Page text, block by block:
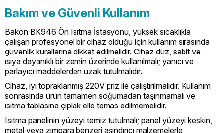
Bakım ve Güvenli Kullanım
Bakon BK946 Ön Isıtma İstasyonu, yüksek sıcaklıkla
çalışan profesyonel bir cihaz olduğu için kullanım sırasında
güvenlik kurallarına dikkat edilmelidir. Cihaz düz, sabit ve
ısıya dayanıklı bir zemin üzerinde kullanılmalı; yanıcı ve
parlayıcı maddelerden uzak tutulmalıdır.
Cihaz, iyi topraklanmış 220V priz ile çalıştırılmalıdır. Kullanım
sonrasında ürün tamamen soğumadan taşınmamalı ve
ısıtma tablasına çıplak elle temas edilmemelidir.
Isıtma panelinin yüzeyi temiz tutulmalı; panel yüzeyi keskin,
metal veya zımpara benzeri aşındırıcı malzemelerle